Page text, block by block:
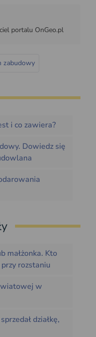
portalu OnGeo.pl
zabudowy
i co zawiera?
Dowiedz się
małżonka. Kto
rozstaniu
w
działkę,